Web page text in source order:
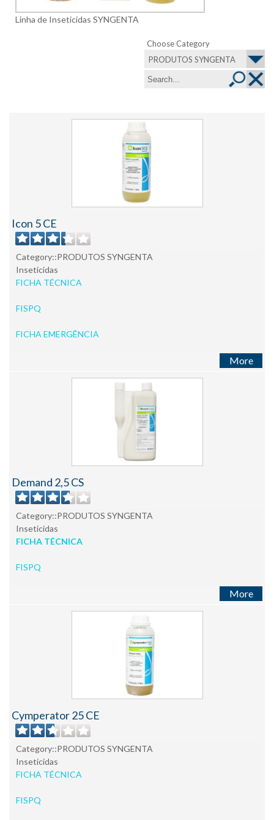
Linha de Inseticidas SYNGENTA
Choose Category
PRODUTOS SYNGENTA
Icon 5 CE
Category::PRODUTOS SYNGENTA
Inseticidas
FICHA TÉCNICA
FISPQ
FICHA EMERGÊNCIA
More
Demand 2,5 CS
Category::PRODUTOS SYNGENTA
Inseticidas
FICHA TÉCNICA
FISPQ
More
Cymperator 25 CE
Category::PRODUTOS SYNGENTA
Inseticidas
FICHA TÉCNICA
FISPQ